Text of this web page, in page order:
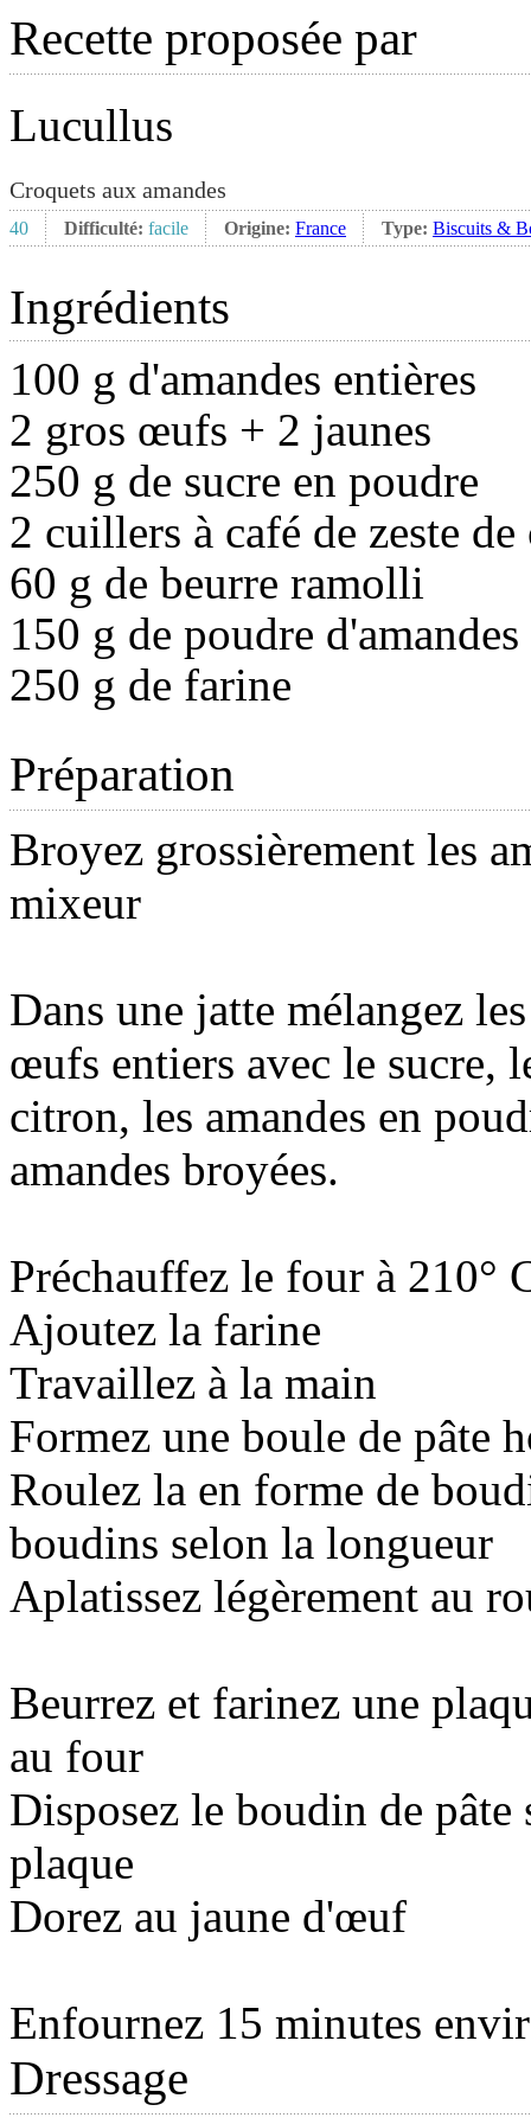
Recette proposée par
Lucullus
Croquets aux amandes
40 Difficulté: facile Origine: France Type: Biscuits &
Ingrédients
100 g d'amandes entières
2 gros œufs + 2 jaunes
250 g de sucre en poudre
2 cuillers à café de zeste
60 g de beurre ramolli
150 g de poudre d'amandes
250 g de farine
Préparation
Broyez grossièrement les
mixeur
Dans une jatte mélangez
œufs entiers avec le sucre,
citron, les amandes en
amandes broyées.
Préchauffez le four à 210°
Ajoutez la farine
Travaillez à la main
Formez une boule de pâte
Roulez la en forme de
boudins selon la longueur
Aplatissez légèrement au
Beurrez et farinez une
au four
Disposez le boudin de pâte
plaque
Dorez au jaune d'œuf
Enfournez 15 minutes
Dressage